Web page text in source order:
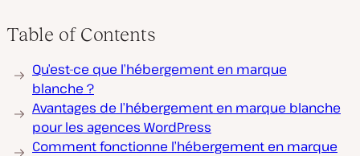
Table of Contents
Qu’est-ce que l’hébergement en marque
blanche ?
Avantages de l’hébergement en marque blanche
pour les agences WordPress
Comment fonctionne l’hébergement en marque